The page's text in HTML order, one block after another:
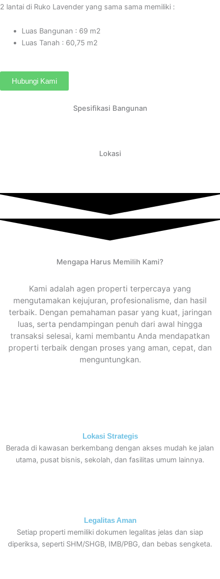
2 lantai di Ruko Lavender yang sama sama memiliki :
Luas Bangunan : 69 m2
Luas Tanah : 60,75 m2
Hubungi Kami
Spesifikasi Bangunan
Lokasi
Mengapa Harus Memilih Kami?
Kami adalah agen properti terpercaya yang
mengutamakan kejujuran, profesionalisme, dan hasil
terbaik. Dengan pemahaman pasar yang kuat, jaringan
luas, serta pendampingan penuh dari awal hingga
transaksi selesai, kami membantu Anda mendapatkan
properti terbaik dengan proses yang aman, cepat, dan
menguntungkan.
Lokasi Strategis
Berada di kawasan berkembang dengan akses mudah ke jalan
utama, pusat bisnis, sekolah, dan fasilitas umum lainnya.
Legalitas Aman
Setiap properti memiliki dokumen legalitas jelas dan siap
diperiksa, seperti SHM/SHGB, IMB/PBG, dan bebas sengketa.